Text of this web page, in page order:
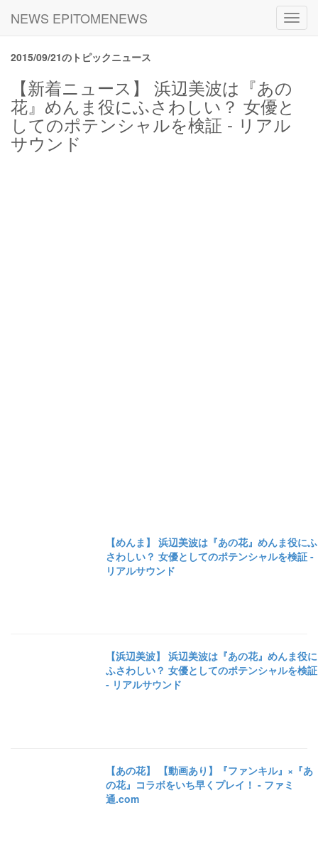
NEWS EPITOMENEWS
2015/09/21のトピックニュース
【新着ニュース】 浜辺美波は『あの
花』めんま役にふさわしい？ 女優と
してのポテンシャルを検証 - リアル
サウンド
【めんま】 浜辺美波は『あの花』めんま役にふ
さわしい？ 女優としてのポテンシャルを検証 -
リアルサウンド
【浜辺美波】 浜辺美波は『あの花』めんま役に
ふさわしい？ 女優としてのポテンシャルを検証
- リアルサウンド
【あの花】 【動画あり】『ファンキル』×『あ
の花』コラボをいち早くプレイ！ - ファミ
通.com